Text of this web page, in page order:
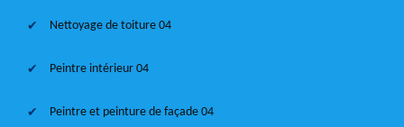
Nettoyage de toiture 04
Peintre intérieur 04
Peintre et peinture de façade 04